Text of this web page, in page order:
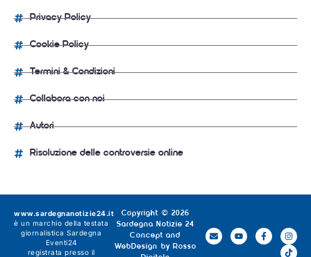
Privacy Policy
Cookie Policy
Termini & Condizioni
Collabora con noi
Autori
Risoluzione delle controversie online
Copyright © 2026
Sardegna Notizie 24
Concept and
WebDesign by Rosso
www.sardegnanotizie24.it
è un marchio della testata
giornalistica Sardegna
Eventi24
registrata presso il